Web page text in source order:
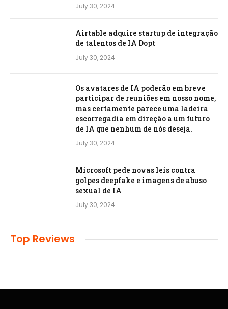
July 30, 2024
Airtable adquire startup de integração
de talentos de IA Dopt
July 30, 2024
Os avatares de IA poderão em breve
participar de reuniões em nosso nome,
mas certamente parece uma ladeira
escorregadia em direção a um futuro
de IA que nenhum de nós deseja.
July 30, 2024
Microsoft pede novas leis contra
golpes deepfake e imagens de abuso
sexual de IA
July 30, 2024
Top Reviews